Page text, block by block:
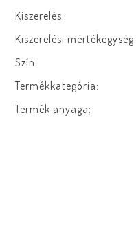
Kiszerelés:
Kiszerelési mértékegység:
Szín:
Termékkategória:
Termék anyaga: